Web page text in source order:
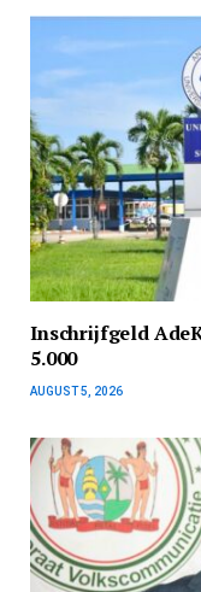
Inschrijfgeld
5.000
AUGUST 5, 2026